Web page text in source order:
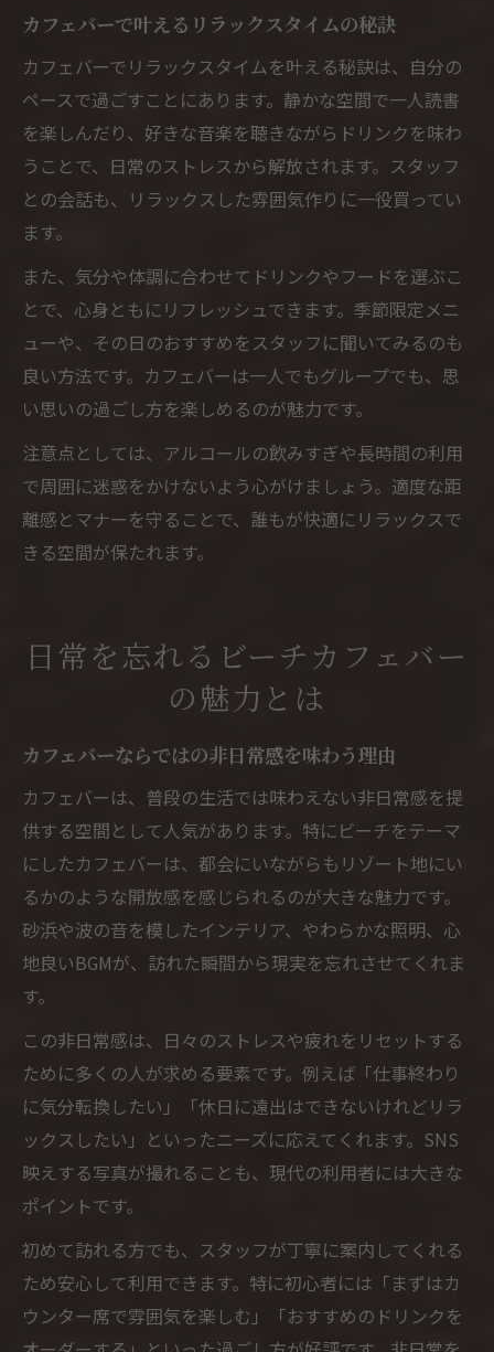
カフェバーで叶えるリラックスタイムの秘訣
カフェバーでリラックスタイムを叶える秘訣は、自分の
ペースで過ごすことにあります。静かな空間で一人読書
を楽しんだり、好きな音楽を聴きながらドリンクを味わ
うことで、日常のストレスから解放されます。スタッフ
との会話も、リラックスした雰囲気作りに一役買ってい
ます。
また、気分や体調に合わせてドリンクやフードを選ぶこ
とで、心身ともにリフレッシュできます。季節限定メニ
ューや、その日のおすすめをスタッフに聞いてみるのも
良い方法です。カフェバーは一人でもグループでも、思
い思いの過ごし方を楽しめるのが魅力です。
注意点としては、アルコールの飲みすぎや長時間の利用
で周囲に迷惑をかけないよう心がけましょう。適度な距
離感とマナーを守ることで、誰もが快適にリラックスで
きる空間が保たれます。
日常を忘れるビーチカフェバー
の魅力とは
カフェバーならではの非日常感を味わう理由
カフェバーは、普段の生活では味わえない非日常感を提
供する空間として人気があります。特にビーチをテーマ
にしたカフェバーは、都会にいながらもリゾート地にい
るかのような開放感を感じられるのが大きな魅力です。
砂浜や波の音を模したインテリア、やわらかな照明、心
地良いBGMが、訪れた瞬間から現実を忘れさせてくれま
す。
この非日常感は、日々のストレスや疲れをリセットする
ために多くの人が求める要素です。例えば「仕事終わり
に気分転換したい」「休日に遠出はできないけれどリラ
ックスしたい」といったニーズに応えてくれます。SNS
映えする写真が撮れることも、現代の利用者には大きな
ポイントです。
初めて訪れる方でも、スタッフが丁寧に案内してくれる
ため安心して利用できます。特に初心者には「まずはカ
ウンター席で雰囲気を楽しむ」「おすすめのドリンクを